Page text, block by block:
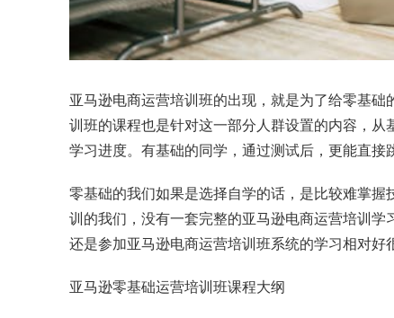
亚马逊电商运营培训班的出现，就是为了给零基
训班的课程也是针对这一部分人群设置的内容，
学习进度。有基础的同学，通过测试后，更能直接
零基础的我们如果是选择自学的话，是比较难掌
训的我们，没有一套完整的亚马逊电商运营培训
还是参加亚马逊电商运营培训班系统的学习相对好
亚马逊零基础运营培训班课程大纲